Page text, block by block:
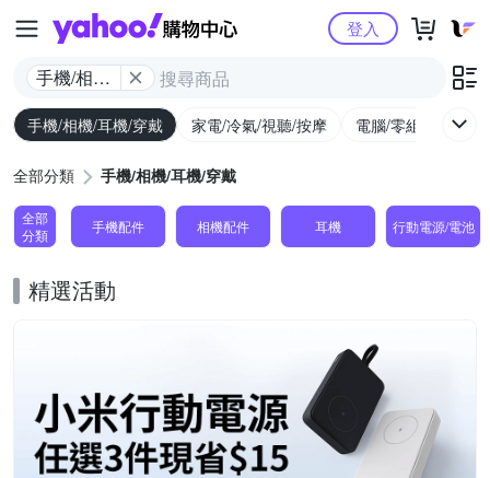
Yahoo購物中心
手機/相機/
耳機/穿戴
登入
手機/相機/耳機/穿戴 家電/冷氣/視聽/按摩 電腦/零組件/週邊/
全部分類 手機/相機/耳機/穿戴
全部
分類
手機配件 相機配件 耳機 行動電源/電池
精選活動